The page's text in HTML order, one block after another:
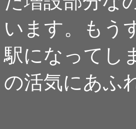
います。もう
駅になってし
の活気にあふ